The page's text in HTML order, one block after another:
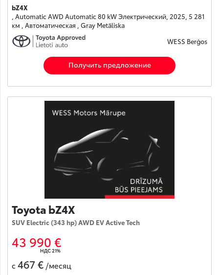
bZ4X
, Automatic AWD Automatic 80 kW Электрический, 2025, 5 281
км , Автоматическая , Gray Metāliska
WESS Berģos
Получить предложение
Toyota bZ4X
SUV Electric (343 hp) AWD EV Active Tech
43 990 €
НДС 21%
с 467 € /месяц